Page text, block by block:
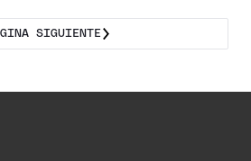
SIGUIENTE